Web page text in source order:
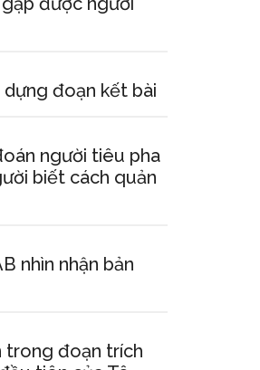
đoạn kết bài
người tiêu pha
biết cách quản
nhìn nhận bản
trong đoạn trích